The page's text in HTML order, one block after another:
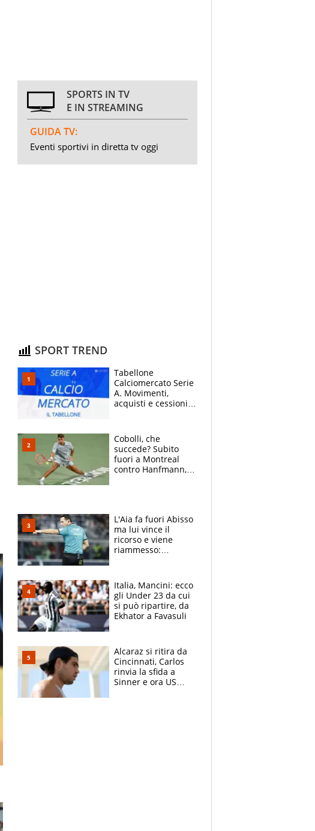
SPORTS IN TV
E IN STREAMING
GUIDA TV:
Eventi sportivi in diretta tv oggi
SPORT TREND
Tabellone
Calciomercato Serie
A. Movimenti,
acquisti e cessioni:
Cobolli, che
succede? Subito
fuori a Montreal
contro Hanfmann,
L'Aia fa fuori Abisso
ma lui vince il
ricorso e viene
riammesso:
Italia, Mancini: ecco
gli Under 23 da cui
si può ripartire, da
Ekhator a Favasuli
Alcaraz si ritira da
Cincinnati, Carlos
rinvia la sfida a
Sinner e ora US